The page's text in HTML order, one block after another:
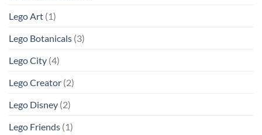
Lego Art (1)
Lego Botanicals (3)
Lego City (4)
Lego Creator (2)
Lego Disney (2)
Lego Friends (1)